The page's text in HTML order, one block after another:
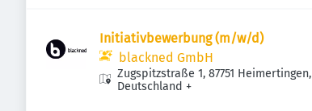
Initiativbewerbung (m/w/d)
blackned GmbH
Zugspitzstraße 1, 87751 Heimertingen,
Deutschland +